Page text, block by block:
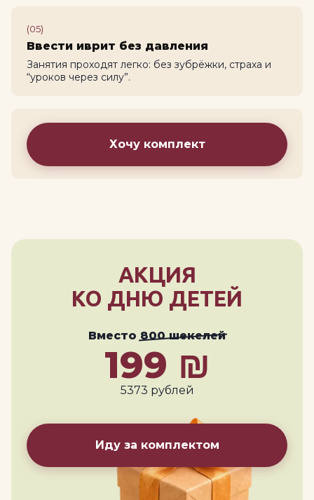
(05)
Ввести иврит без давления
Занятия проходят легко: без зубрёжки, страха и
“уроков через силу”.
Хочу комплект
АКЦИЯ
КО ДНЮ ДЕТЕЙ
Вместо 800 шекелей
199 ₪
5373 рублей
Иду за комплектом